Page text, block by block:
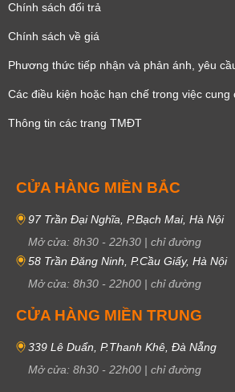
Chính sách đổi trả
Chính sách về giá
Phương thức tiếp nhận và phản ánh, yêu
Các điều kiện hoặc hạn chế trong việc cung
Thông tin các trang TMĐT
CỬA HÀNG MIỀN BẮC
97 Trần Đại Nghĩa, P.Bạch Mai, Hà Nội
Mở cửa: 8h30 - 22h30 | chỉ đường
58 Trần Đăng Ninh, P.Cầu Giấy, Hà Nội
Mở cửa: 8h30 - 22h00 | chỉ đường
CỬA HÀNG MIỀN TRUNG
339 Lê Duẩn, P.Thanh Khê, Đà Nẵng
Mở cửa: 8h30 - 22h00 | chỉ đường